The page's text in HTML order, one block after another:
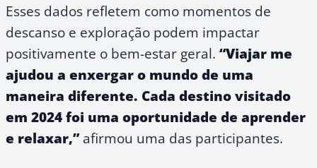
Esses dados refletem como momentos de
descanso e exploração podem impactar
positivamente o bem-estar geral. “Viajar me
ajudou a enxergar o mundo de uma
maneira diferente. Cada destino visitado
em 2024 foi uma oportunidade de aprender
e relaxar,”afirmou uma das participantes.